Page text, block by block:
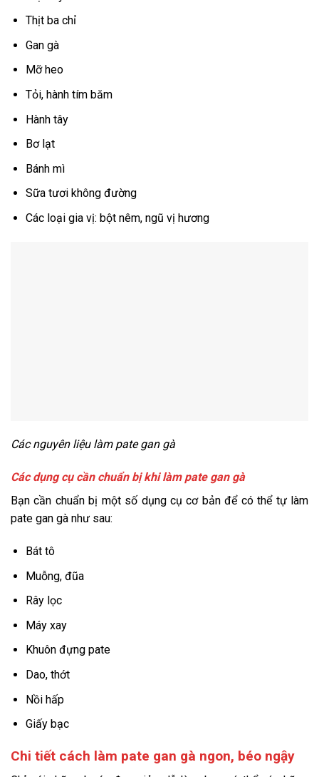
Thịt ba chỉ
Gan gà
Mỡ heo
Tỏi, hành tím băm
Hành tây
Bơ lạt
Bánh mì
Sữa tươi không đường
Các loại gia vị: bột nêm, ngũ vị hương
Các nguyên liệu làm pate gan gà
Các dụng cụ cần chuẩn bị khi làm pate gan gà
Bạn cần chuẩn bị một số dụng cụ cơ bản để có thể tự làm
pate gan gà như sau:
Bát tô
Muỗng, đũa
Rây lọc
Máy xay
Khuôn đựng pate
Dao, thớt
Nồi hấp
Giấy bạc
Chi tiết cách làm pate gan gà ngon, béo ngậy